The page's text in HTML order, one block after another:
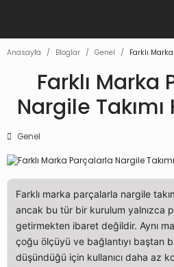
Anasayfa Bloglar Genel Farklı
Farklı Marka
Nargile
Genel
Farklı marka parçalarla nargile
ancak bu tür bir kurulum yalnızca
getirmekten ibaret değildir. Aynı
çoğu ölçüyü ve bağlantıyı baştan
düşündüğü için kullanıcı daha az